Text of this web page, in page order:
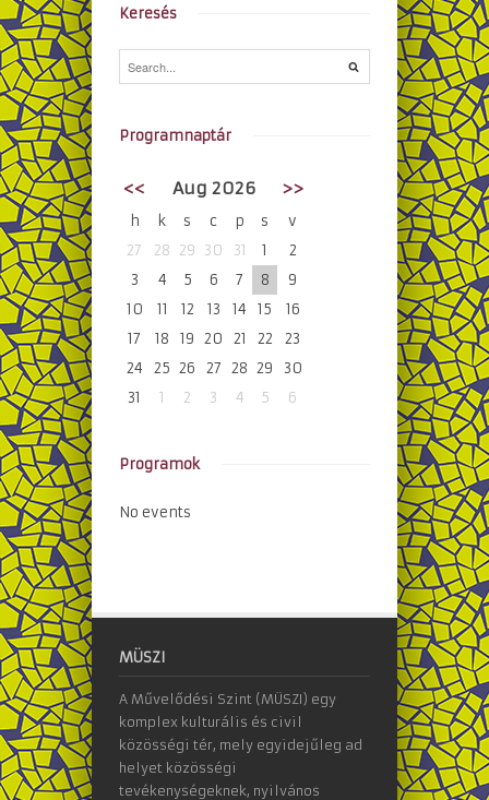
Keresés
Programnaptár
<< Aug 2026 >>
h k s c p s
v
27
28 29 30 31 1
2
3
4 5 6 7 8
9
10
11 12 13 14 15
16
17
18 19 20 21 22
23
24
25 26 27 28 29
30
31
1 2 3 4 5 6
Programok
No events
MÜSZI
A Művelődési Szint (MÜSZI) egy
komplex kulturális és civil
közösségi tér, mely egyidejűleg ad
helyet közösségi
tevékenységeknek, nyilvános